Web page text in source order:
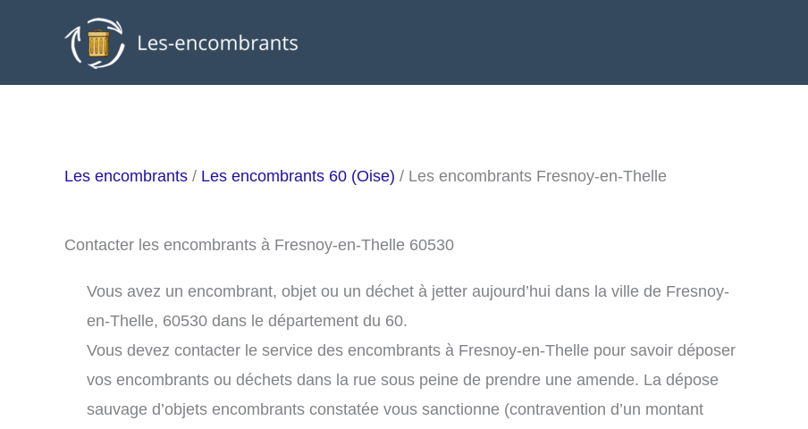
Les encombrants / Les encombrants 60 (Oise) / Les encombrants Fresnoy-en-Thelle
Contacter les encombrants à Fresnoy-en-Thelle 60530
Vous avez un encombrant, objet ou un déchet à jetter aujourd’hui dans la ville de Fresnoy-
en-Thelle, 60530 dans le département du 60.
Vous devez contacter le service des encombrants à Fresnoy-en-Thelle pour savoir déposer
vos encombrants ou déchets dans la rue sous peine de prendre une amende. La dépose
sauvage d’objets encombrants constatée vous sanctionne (contravention d’un montant